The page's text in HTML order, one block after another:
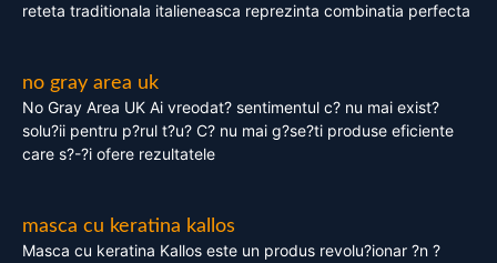
reteta traditionala italieneasca reprezinta combinatia perfecta
no gray area uk
No Gray Area UK Ai vreodat? sentimentul c? nu mai exist?
solu?ii pentru p?rul t?u? C? nu mai g?se?ti produse eficiente
care s?-?i ofere rezultatele
masca cu keratina kallos
Masca cu keratina Kallos este un produs revolu?ionar ?n ?